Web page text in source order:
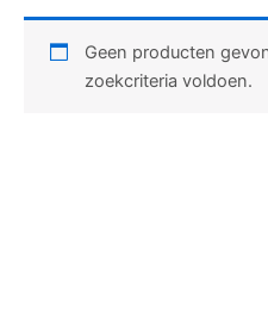
Geen producten
zoekcriteria voldoen.